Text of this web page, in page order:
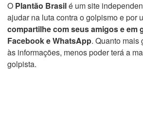
O Plantão Brasilé um site
ajudar na luta contra o golpismo e por
compartilhe com seus amigos e em
Facebook e WhatsApp. Quanto mais
às informações, menos poder terá a
golpista.